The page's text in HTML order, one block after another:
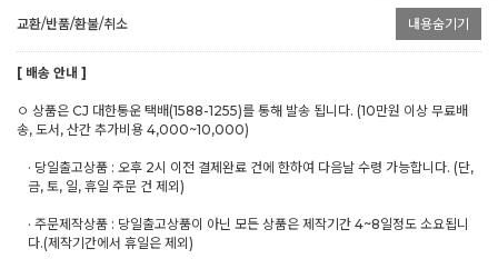
교환/반품/환불/취소 내용숨기기
[ 배송 안내 ]
ㅇ 상품은 CJ 대한통운 택배(1588-1255)를 통해 발송 됩니다. (10만원 이상 무료배
송, 도서, 산간 추가비용 4,000~10,000)
· 당일출고상품 : 오후 2시 이전 결제완료 건에 한하여 다음날 수령 가능합니다. (단,
금, 토, 일, 휴일 주문 건 제외)
· 주문제작상품 : 당일출고상품이 아닌 모든 상품은 제작기간 4~8일정도 소요됩니
다.(제작기간에서 휴일은 제외)